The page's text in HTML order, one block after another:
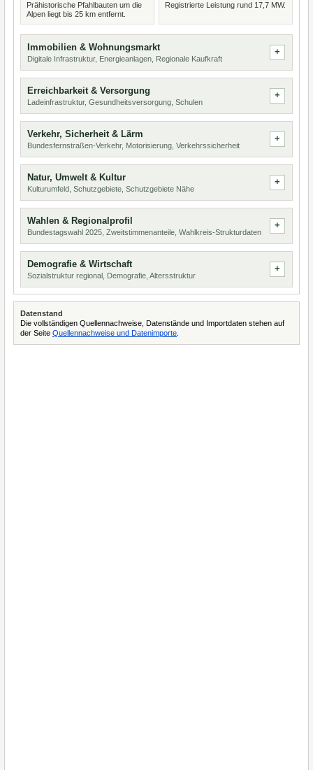
Prähistorische Pfahlbauten um die
Alpen liegt bis 25 km entfernt.
Registrierte Leistung rund 17,7 MW.
Immobilien & Wohnungsmarkt
Digitale Infrastruktur, Energieanlagen, Regionale Kaufkraft
Erreichbarkeit & Versorgung
Ladeinfrastruktur, Gesundheitsversorgung, Schulen
Verkehr, Sicherheit & Lärm
Bundesfernstraßen-Verkehr, Motorisierung, Verkehrssicherheit
Natur, Umwelt & Kultur
Kulturumfeld, Schutzgebiete, Schutzgebiete Nähe
Wahlen & Regionalprofil
Bundestagswahl 2025, Zweitstimmenanteile, Wahlkreis-Strukturdaten
Demografie & Wirtschaft
Sozialstruktur regional, Demografie, Altersstruktur
Datenstand
Die vollständigen Quellennachweise, Datenstände und Importdaten stehen auf
der Seite Quellennachweise und Datenimporte